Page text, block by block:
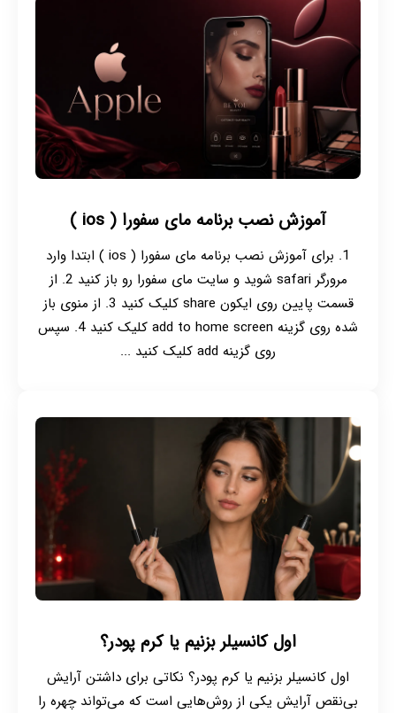
آموزش نصب برنامه مای سفورا ( ios )
1. برای آموزش نصب برنامه مای سفورا ( ios ) ابتدا وارد
مرورگر safari شوید و سایت مای سفورا رو باز کنید 2. از
قسمت پایین روی ایکون share کلیک کنید 3. از منوی باز
شده روی گزینه add to home screen کلیک کنید 4. سپس
روی گزینه add کلیک کنید ...
اول کانسیلر بزنیم یا کرم پودر؟
اول کانسیلر بزنیم یا کرم پودر؟ نکاتی برای داشتن آرایش
بی‌نقص آرایش یکی از روش‌هایی است که می‌تواند چهره را